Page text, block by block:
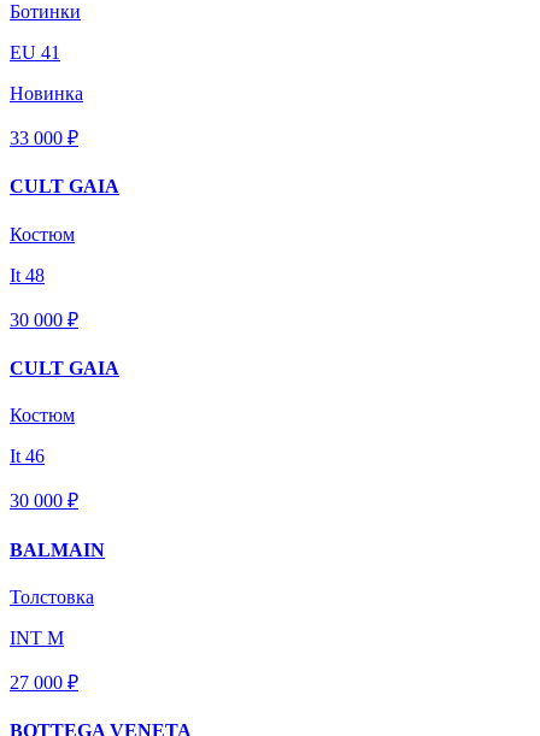
Ботинки
EU 41
Новинка
33 000 ₽
CULT GAIA
Костюм
It 48
30 000 ₽
CULT GAIA
Костюм
It 46
30 000 ₽
BALMAIN
Толстовка
INT M
27 000 ₽
BOTTEGA VENETA